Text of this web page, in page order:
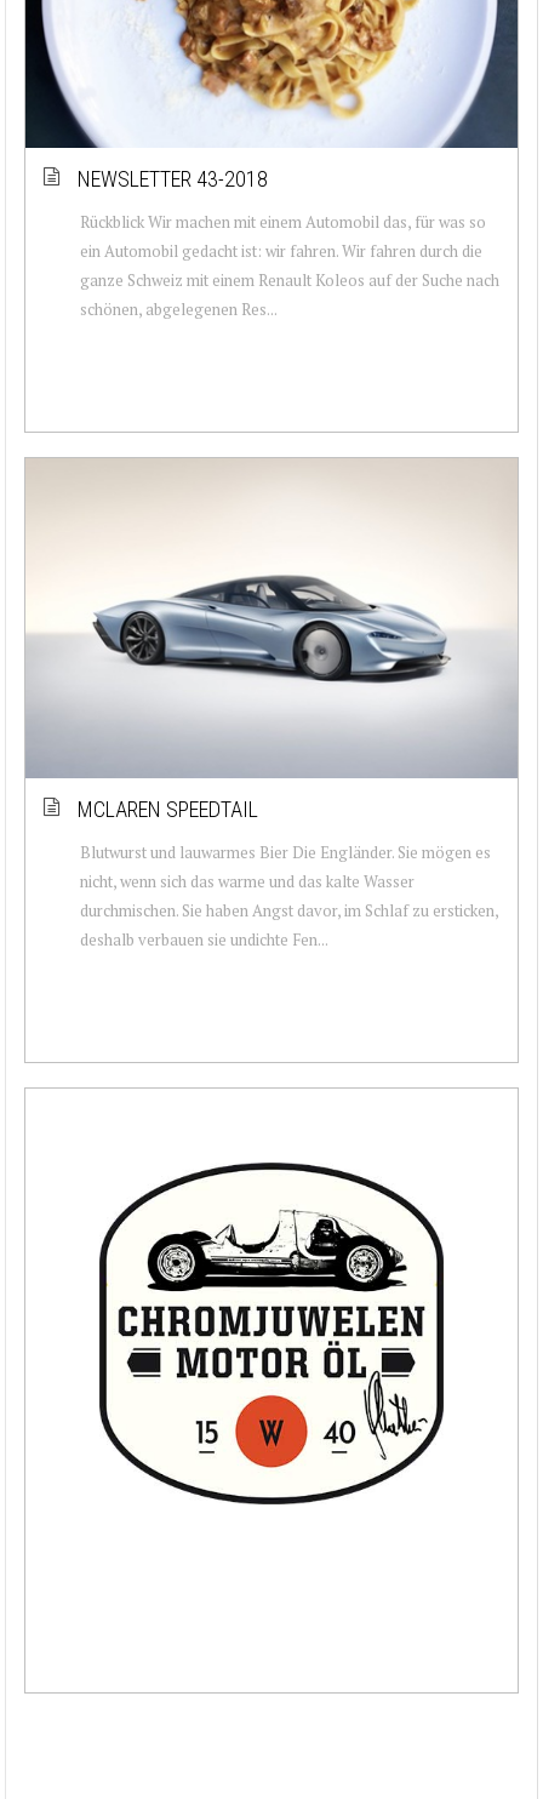
NEWSLETTER 43-2018
Rückblick Wir machen mit einem Automobil das, für was so
ein Automobil gedacht ist: wir fahren. Wir fahren durch die
ganze Schweiz mit einem Renault Koleos auf der Suche nach
schönen, abgelegenen Res...
MCLAREN SPEEDTAIL
Blutwurst und lauwarmes Bier Die Engländer. Sie mögen es
nicht, wenn sich das warme und das kalte Wasser
durchmischen. Sie haben Angst davor, im Schlaf zu ersticken,
deshalb verbauen sie undichte Fen...